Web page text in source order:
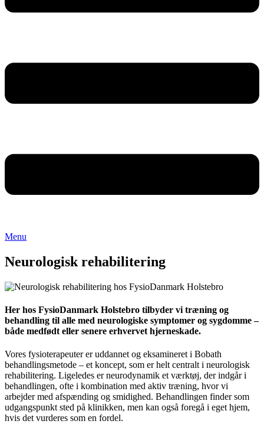
Menu
Neurologisk rehabilitering
Her hos FysioDanmark Holstebro tilbyder vi træning og
behandling til alle med neurologiske symptomer og sygdomme –
både medfødt eller senere erhvervet hjerneskade.
Vores fysioterapeuter er uddannet og eksamineret i Bobath
behandlingsmetode – et koncept, som er helt centralt i neurologisk
rehabilitering. Ligeledes er neurodynamik et værktøj, der indgår i
behandlingen, ofte i kombination med aktiv træning, hvor vi
arbejder med afspænding og smidighed. Behandlingen finder som
udgangspunkt sted på klinikken, men kan også foregå i eget hjem,
hvis det vurderes som en fordel.